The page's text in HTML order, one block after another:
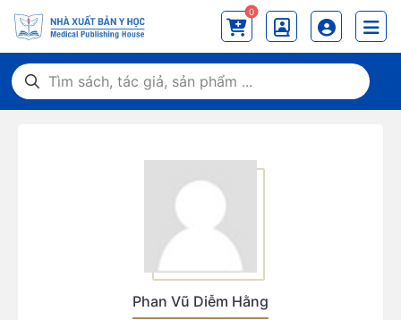
0
Phan Vũ Diễm Hằng